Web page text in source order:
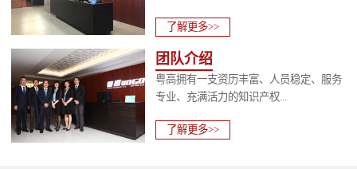
了解更多>>
团队介绍
粤高拥有一支资历丰富、人员稳定、服务
专业、充满活力的知识产权...
了解更多>>